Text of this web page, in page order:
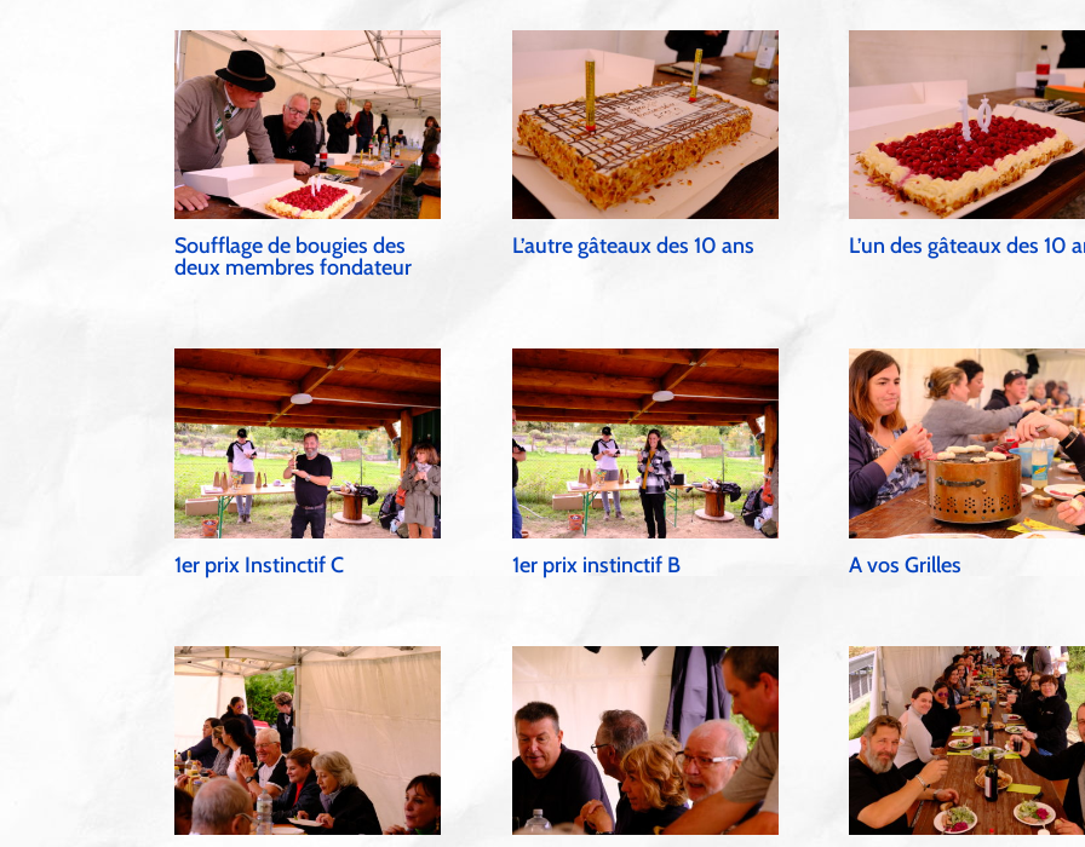
Soufflage de bougies des
deux membres fondateur
L’autre gâteaux des 10 ans L’un des gâteaux des 10
1er prix Instinctif C 1er prix instinctif B A vos Grilles